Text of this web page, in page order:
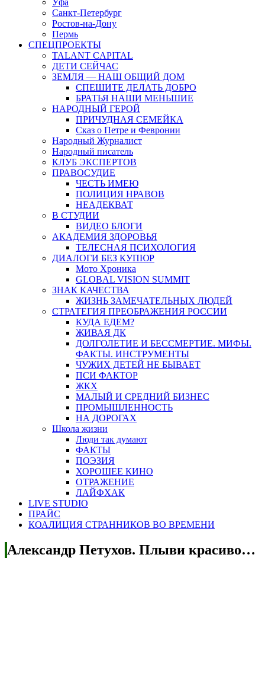
Уфа
Санкт-Петербург
Ростов-на-Дону
Пермь
СПЕЦПРОЕКТЫ
TALANT CAPITAL
ДЕТИ СЕЙЧАС
ЗЕМЛЯ — НАШ ОБЩИЙ ДОМ
СПЕШИТЕ ДЕЛАТЬ ДОБРО
БРАТЬЯ НАШИ МЕНЬШИЕ
НАРОДНЫЙ ГЕРОЙ
ПРИЧУДНАЯ СЕМЕЙКА
Сказ о Петре и Февронии
Народный Журналист
Народный писатель
КЛУБ ЭКСПЕРТОВ
ПРАВОСУДИЕ
ЧЕСТЬ ИМЕЮ
ПОЛИЦИЯ НРАВОВ
НЕАДЕКВАТ
В СТУДИИ
ВИДЕО БЛОГИ
АКАДЕМИЯ ЗДОРОВЬЯ
ТЕЛЕСНАЯ ПСИХОЛОГИЯ
ДИАЛОГИ БЕЗ КУПЮР
Мото Хроника
GLOBAL VISION SUMMIT
ЗНАК КАЧЕСТВА
ЖИЗНЬ ЗАМЕЧАТЕЛЬНЫХ ЛЮДЕЙ
СТРАТЕГИЯ ПРЕОБРАЖЕНИЯ РОССИИ
КУДА ЕДЕМ?
ЖИВАЯ ДК
ДОЛГОЛЕТИЕ И БЕССМЕРТИЕ. МИФЫ.
ФАКТЫ. ИНСТРУМЕНТЫ
ЧУЖИХ ДЕТЕЙ НЕ БЫВАЕТ
ПСИ ФАКТОР
ЖКХ
МАЛЫЙ И СРЕДНИЙ БИЗНЕС
ПРОМЫШЛЕННОСТЬ
НА ДОРОГАХ
Школа жизни
Люди так думают
ФАКТЫ
ПОЭЗИЯ
ХОРОШЕЕ КИНО
ОТРАЖЕНИЕ
ЛАЙФХАК
LIVE STUDIO
ПРАЙС
КОАЛИЦИЯ СТРАННИКОВ ВО ВРЕМЕНИ
Александр Петухов. Плыви красиво…